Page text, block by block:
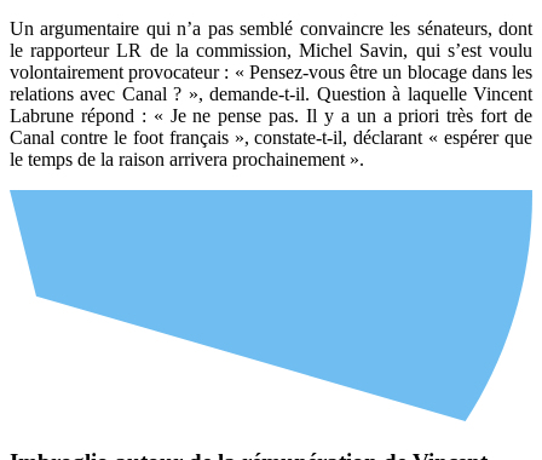
Un argumentaire qui n’a pas semblé convaincre les sénateurs, dont
le rapporteur LR de la commission, Michel Savin, qui s’est voulu
volontairement provocateur : « Pensez-vous être un blocage dans les
relations avec Canal ? », demande-t-il. Question à laquelle Vincent
Labrune répond : « Je ne pense pas. Il y a un a priori très fort de
Canal contre le foot français », constate-t-il, déclarant « espérer que
le temps de la raison arrivera prochainement ».